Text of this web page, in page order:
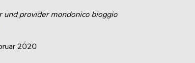
provider mondonico bioggio
2020